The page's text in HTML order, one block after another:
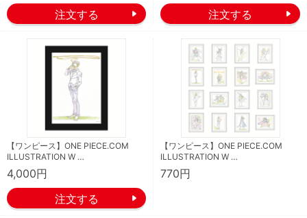
【ワンピース】ONE PIECE.COM
ILLUSTRATION W …
4,000円
【ワンピース】ONE PIECE.COM
ILLUSTRATION W …
770円